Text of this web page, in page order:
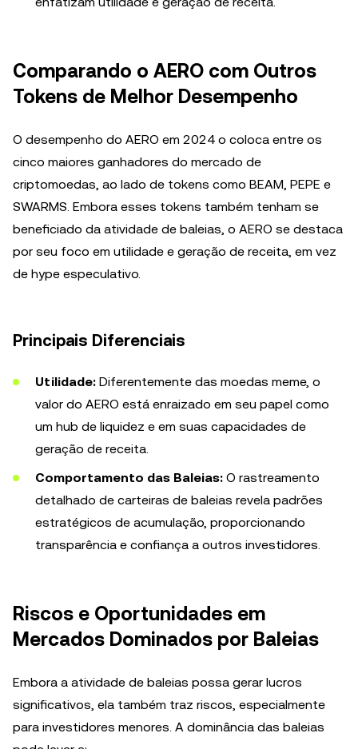
Comparando o AERO com Outros
Tokens de Melhor Desempenho
O desempenho do AERO em 2024 o coloca entre os
cinco maiores ganhadores do mercado de
criptomoedas, ao lado de tokens como BEAM, PEPE e
SWARMS. Embora esses tokens também tenham se
beneficiado da atividade de baleias, o AERO se destaca
por seu foco em utilidade e geração de receita, em vez
de hype especulativo.
Principais Diferenciais
Utilidade: Diferentemente das moedas meme, o
valor do AERO está enraizado em seu papel como
um hub de liquidez e em suas capacidades de
geração de receita.
Comportamento das Baleias: O rastreamento
detalhado de carteiras de baleias revela padrões
estratégicos de acumulação, proporcionando
transparência e confiança a outros investidores.
Riscos e Oportunidades em
Mercados Dominados por Baleias
Embora a atividade de baleias possa gerar lucros
significativos, ela também traz riscos, especialmente
para investidores menores. A dominância das baleias